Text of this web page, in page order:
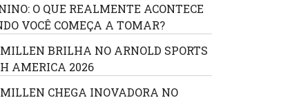
O QUE REALMENTE ACONTECE
VOCÊ COMEÇA A TOMAR?
BRILHA NO ARNOLD SPORTS
AMERICA 2026
CHEGA INOVADORA NO